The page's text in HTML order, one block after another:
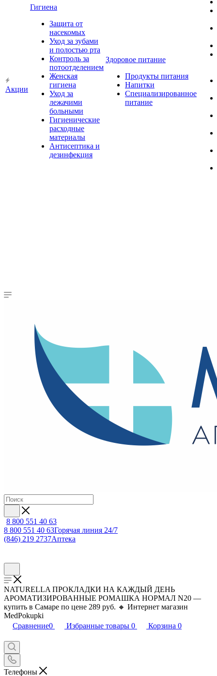
Акции
Гигиена
Защита от
насекомых
Уход за зубами
и полостью рта
Контроль за
потоотделением
Женская
гигиена
Уход за
лежачими
больными
Гигиенические
расходные
материалы
Антисептика и
дезинфекция
Здоровое питание
Продукты питания
Напитки
Специализированное
питание
8 800 551 40 63
8 800 551 40 63Горячая линия 24/7
(846) 219 2737Аптека
NATURELLA ПРОКЛАДКИ НА КАЖДЫЙ ДЕНЬ
АРОМАТИЗИРОВАННЫЕ РОМАШКА НОРМАЛ N20 —
купить в Самаре по цене 289 руб. 🔸 Интернет магазин
MedPokupki
Сравнение0 Избранные товары 0 Корзина 0
Телефоны